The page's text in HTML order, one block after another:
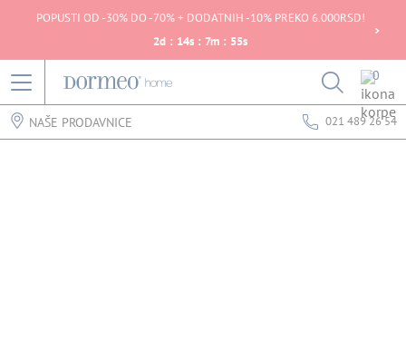
POPUSTI OD -30% DO -70% + DODATNIH -10% PREKO 6.000RSD!
2d : 14s : 7m : 55s
0
NAŠE PRODAVNICE 021 489 26 54